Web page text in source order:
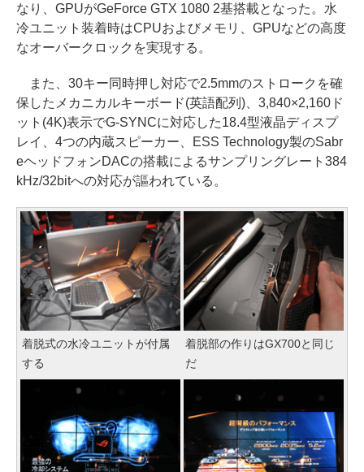
なり、GPUがGeForce GTX 1080 2基搭載となった。水
冷ユニット装着時はCPUおよびメモリ、GPUなどの高度
なオーバークロックを実現する。
また、30キー同時押し対応で2.5mmのストロークを確
保したメカニカルキーボード(英語配列)、3,840×2,160ド
ット(4K)表示でG-SYNCに対応した18.4型液晶ディスプ
レイ、4つの内蔵スピーカー、ESS Technology製のSabr
eヘッドフォンDACの搭載によるサンプリングレート384
kHz/32bitへの対応が謳われている。
着脱式の水冷ユニットが付属
する
着脱部の作りはGX700と同じ
だ